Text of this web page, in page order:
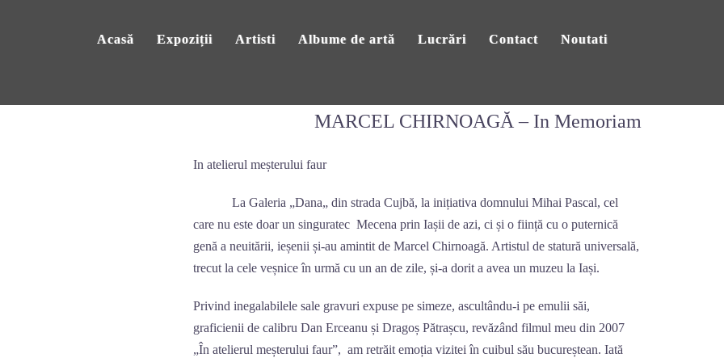
Acasă Expoziții Artisti Albume de artă Lucrări Contact Noutati
MARCEL CHIRNOAGĂ – In Memoriam
In atelierul meșterului faur
La Galeria „Dana„ din strada Cujbă, la inițiativa domnului Mihai Pascal, cel
care nu este doar un singuratec Mecena prin Iașii de azi, ci și o ființă cu o puternică
genă a neuitării, ieșenii și-au amintit de Marcel Chirnoagă. Artistul de statură universală,
trecut la cele veșnice în urmă cu un an de zile, și-a dorit a avea un muzeu la Iași.
Privind inegalabilele sale gravuri expuse pe simeze, ascultându-i pe emulii săi,
graficienii de calibru Dan Erceanu și Dragoș Pătrașcu, revăzând filmul meu din 2007
„În atelierul meșterului faur”, am retrăit emoția vizitei în cuibul său bucureștean. Iată